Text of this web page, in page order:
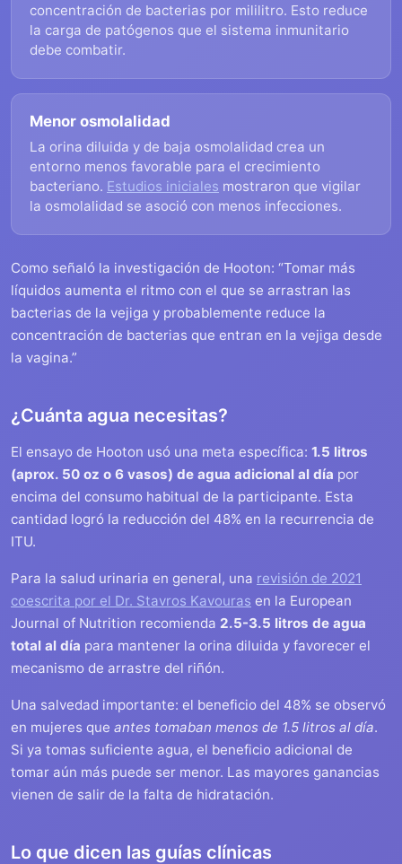
concentración de bacterias por mililitro. Esto reduce
la carga de patógenos que el sistema inmunitario
debe combatir.
Menor osmolalidad
La orina diluida y de baja osmolalidad crea un
entorno menos favorable para el crecimiento
bacteriano. Estudios iniciales mostraron que vigilar
la osmolalidad se asoció con menos infecciones.
Como señaló la investigación de Hooton: “Tomar más
líquidos aumenta el ritmo con el que se arrastran las
bacterias de la vejiga y probablemente reduce la
concentración de bacterias que entran en la vejiga desde
la vagina.”
¿Cuánta agua necesitas?
El ensayo de Hooton usó una meta específica: 1.5 litros
(aprox. 50 oz o 6 vasos) de agua adicional al día por
encima del consumo habitual de la participante. Esta
cantidad logró la reducción del 48% en la recurrencia de
ITU.
Para la salud urinaria en general, una revisión de 2021
coescrita por el Dr. Stavros Kavouras en la European
Journal of Nutrition recomienda 2.5-3.5 litros de agua
total al día para mantener la orina diluida y favorecer el
mecanismo de arrastre del riñón.
Una salvedad importante: el beneficio del 48% se observó
en mujeres que antes tomaban menos de 1.5 litros al día.
Si ya tomas suficiente agua, el beneficio adicional de
tomar aún más puede ser menor. Las mayores ganancias
vienen de salir de la falta de hidratación.
Lo que dicen las guías clínicas